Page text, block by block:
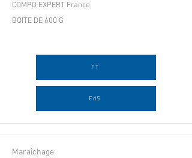
COMPO EXPERT France
BOITE DE 600 G
FT
FdS
Maraîchage